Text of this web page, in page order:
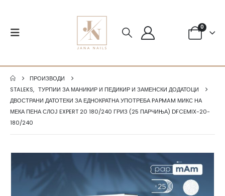
0
ПРОИЗВОДИ
STALEKS, ТУРПИИ ЗА МАНИКИР И ПЕДИКИР И ЗАМЕНСКИ ДОДАТОЦИ
ДВОСТРАНИ ДАТОТЕКИ ЗА ЕДНОКРАТНА УПОТРЕБА PAPMAM МИКС НА
МЕКА ПЕНА СЛОЈ EXPERT 20 180/240 ГРИЗ (25 ПАРЧИЊА) DFCEMIX-20-
180/240